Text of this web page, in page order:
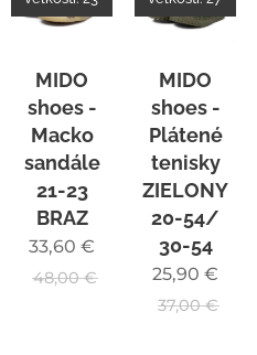
MIDO
shoes -
Macko
sandále
21-23
BRAZ
33,60 €
48,00€
MIDO
shoes -
Plátené
tenisky
ZIELONY
20-54/
30-54
25,90 €
37,00€